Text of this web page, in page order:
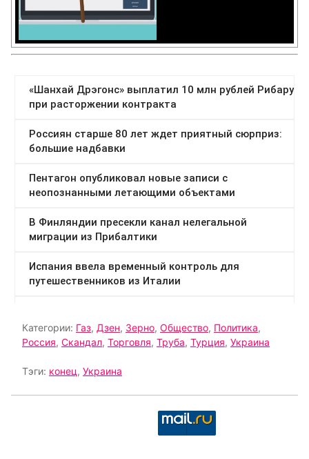
Категории: Газ, Дзен, Зерно, Общество, Политика,
Россия, Скандал, Торговля, Труба, Турция, Украина
Тэги: конец, Украина